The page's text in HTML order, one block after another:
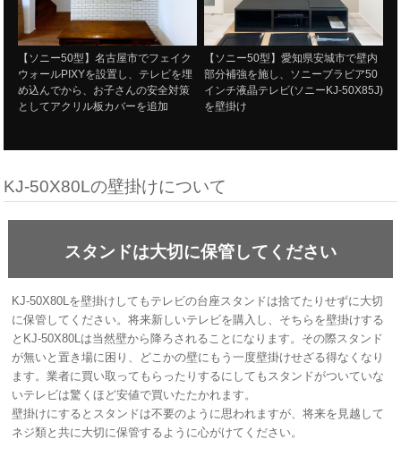
【ソニー50型】名古屋市でフェイク
ウォールPIXYを設置し、テレビを埋
め込んでから、お子さんの安全対策
としてアクリル板カバーを追加
【ソニー50型】愛知県安城市で壁内
部分補強を施し、ソニーブラビア50
インチ液晶テレビ(ソニーKJ-50X85J)
を壁掛け
KJ-50X80Lの壁掛けについて
スタンドは大切に保管してください
KJ-50X80Lを壁掛けしてもテレビの台座スタンドは捨てたりせずに大切
に保管してください。将来新しいテレビを購入し、そちらを壁掛けする
とKJ-50X80Lは当然壁から降ろされることになります。その際スタンド
が無いと置き場に困り、どこかの壁にもう一度壁掛けせざる得なくなり
ます。業者に買い取ってもらったりするにしてもスタンドがついていな
いテレビは驚くほど安値で買いたたかれます。
壁掛けにするとスタンドは不要のように思われますが、将来を見越して
ネジ類と共に大切に保管するように心がけてください。